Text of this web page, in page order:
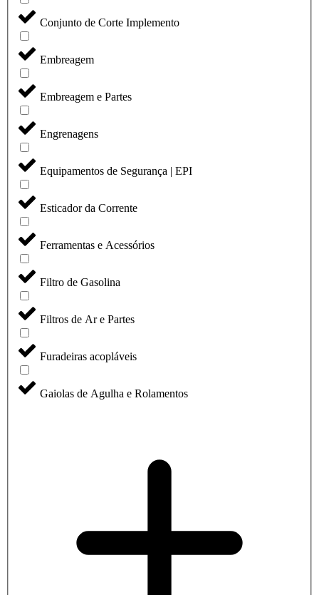
Conjunto de Corte Implemento
Embreagem
Embreagem e Partes
Engrenagens
Equipamentos de Segurança | EPI
Esticador da Corrente
Ferramentas e Acessórios
Filtro de Gasolina
Filtros de Ar e Partes
Furadeiras acopláveis
Gaiolas de Agulha e Rolamentos